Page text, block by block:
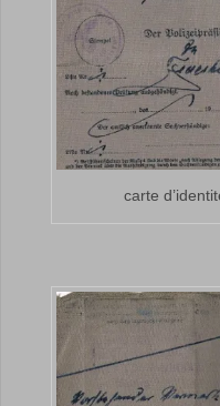
carte